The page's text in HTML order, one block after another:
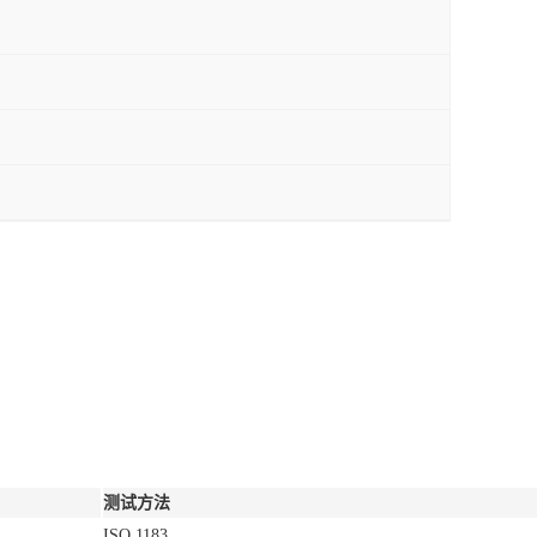
测试方法